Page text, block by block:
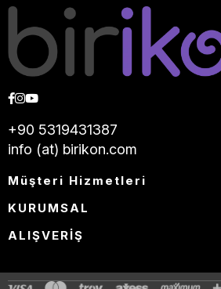
+90 5319431387
info (at) birikon.com
Müşteri Hizmetleri
KURUMSAL
ALIŞVERİŞ